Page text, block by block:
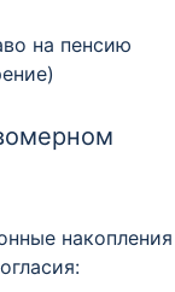
на пенсию
накопления